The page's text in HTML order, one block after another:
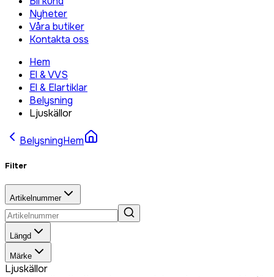
Nyheter
Våra butiker
Kontakta oss
Hem
El & VVS
El & Elartiklar
Belysning
Ljuskällor
BelysningHem
Filter
Artikelnummer
Längd
Märke
Ljuskällor